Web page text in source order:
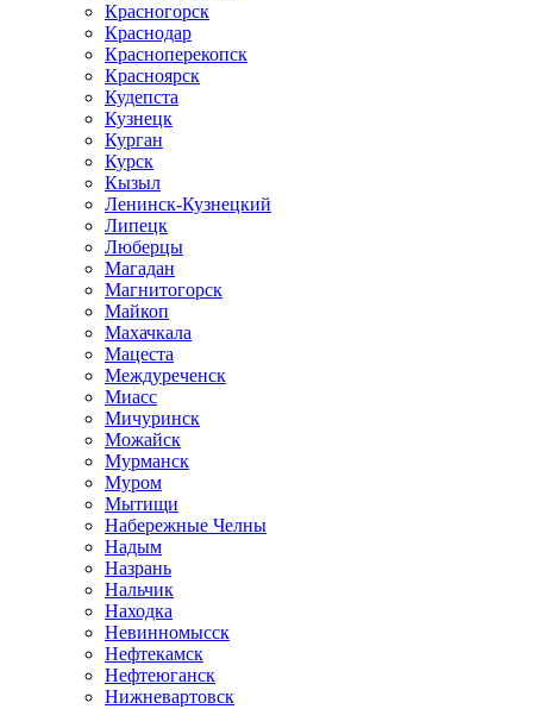
Красногорск
Краснодар
Красноперекопск
Красноярск
Кудепста
Кузнецк
Курган
Курск
Кызыл
Ленинск-Кузнецкий
Липецк
Люберцы
Магадан
Магнитогорск
Майкоп
Махачкала
Мацеста
Междуреченск
Миасс
Мичуринск
Можайск
Мурманск
Муром
Мытищи
Набережные Челны
Надым
Назрань
Нальчик
Находка
Невинномысск
Нефтекамск
Нефтеюганск
Нижневартовск